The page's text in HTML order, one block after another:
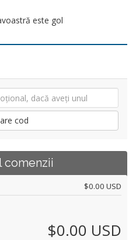
este gol
cod
comenzii
$0.00 USD
$0.00 USD